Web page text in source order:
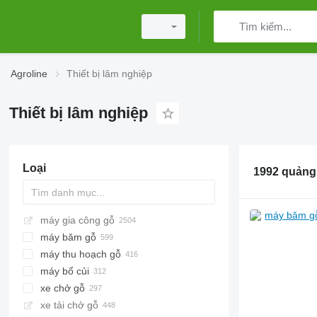
Agroline Thiết bị lâm nghiệp
Thiết bị lâm nghiệp
Loại
máy gia công gỗ
máy băm gỗ
máy thu hoạch gỗ
máy bổ củi
xe chở gỗ
xe tải chở gỗ
1992